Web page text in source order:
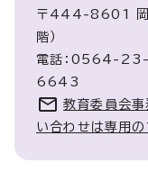
〒444-8601 岡
階）
電話：0564-
6643
教育委員会
い合わせは専用の